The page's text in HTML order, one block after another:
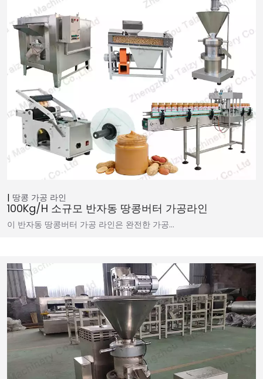
땅콩 가공 라인
100Kg/h 소규모 반자동 땅콩버터 가공라인
이 반자동 땅콩버터 가공 라인은 완전한 가공…